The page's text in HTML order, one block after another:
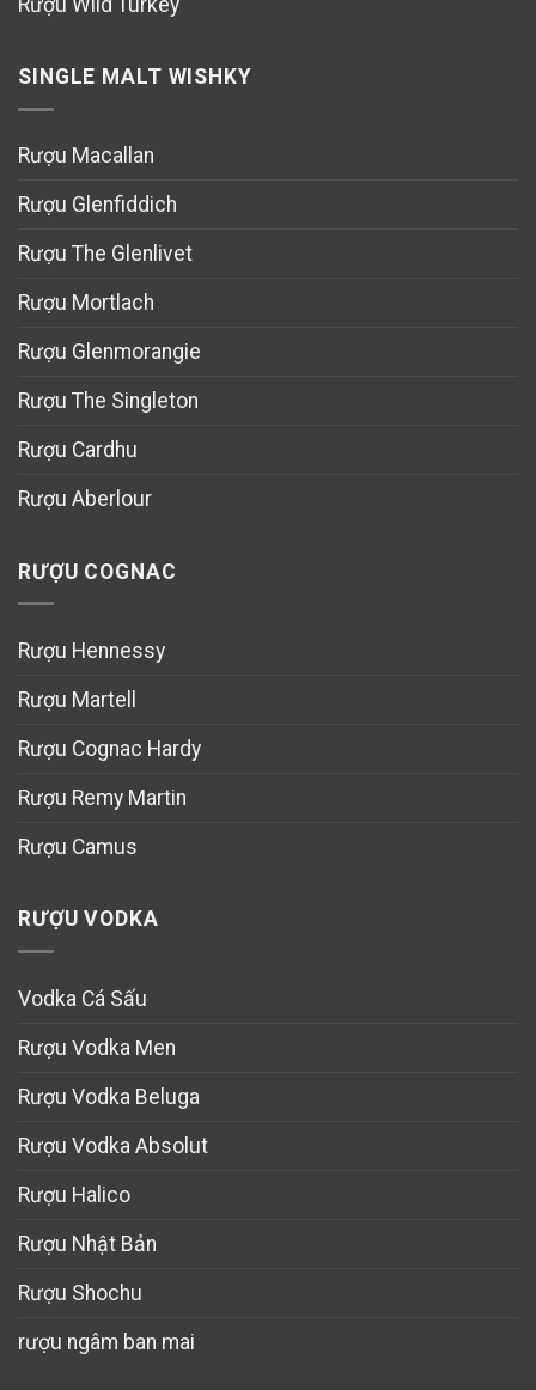
SINGLE MALT WISHKY
Rượu Macallan
Rượu Glenfiddich
Rượu The Glenlivet
Rượu Mortlach
Rượu Glenmorangie
Rượu The Singleton
Rượu Cardhu
Rượu Aberlour
RƯỢU COGNAC
Rượu Hennessy
Rượu Martell
Rượu Cognac Hardy
Rượu Remy Martin
Rượu Camus
RƯỢU VODKA
Vodka Cá Sấu
Rượu Vodka Men
Rượu Vodka Beluga
Rượu Vodka Absolut
Rượu Halico
Rượu Nhật Bản
Rượu Shochu
rượu ngâm ban mai